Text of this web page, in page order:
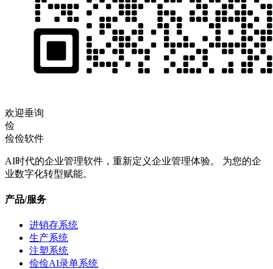
欢迎垂询
俭
俭俭软件
AI时代的企业管理软件，重新定义企业管理体验。 为您的企
业数字化转型赋能。
产品/服务
进销存系统
生产系统
注塑系统
俭俭AI录单系统